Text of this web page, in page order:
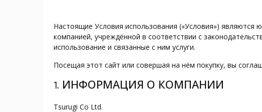
Настоящие Условия использования («Условия») являются
компанией, учреждённой в соответствии с
использование и связанные с ним услуги.
Посещая этот сайт или совершая на нём покупку, вы
1. ИНФОРМАЦИЯ О КОМПАНИИ
Tsurugi Co Ltd.